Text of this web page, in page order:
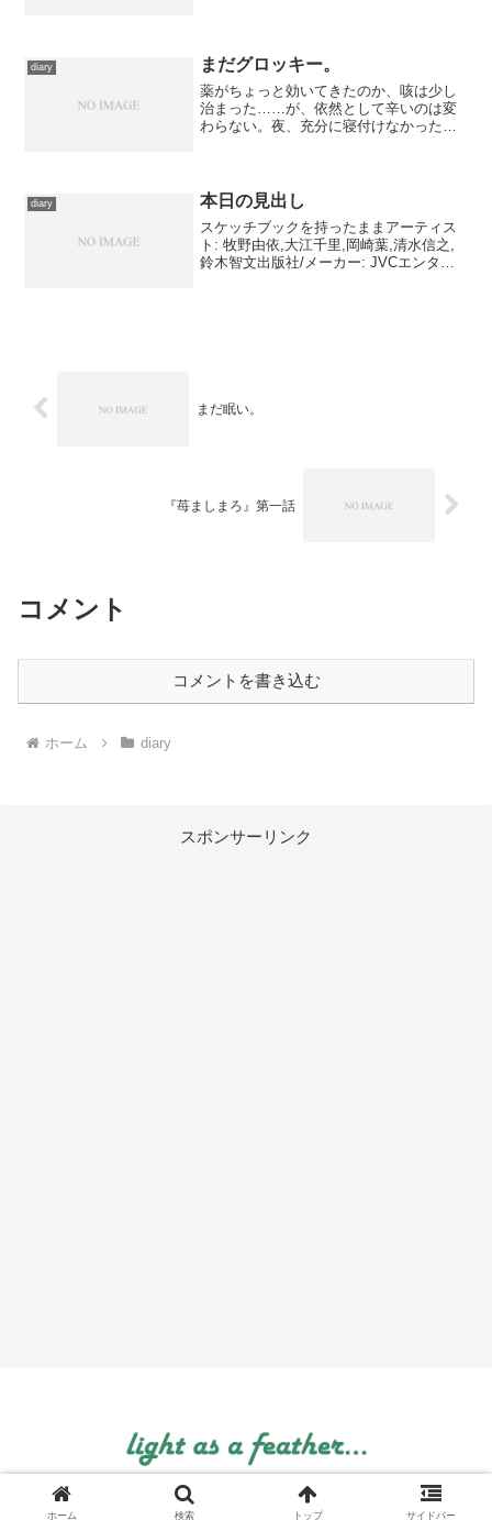
diary まだグロッキー。
薬がちょっと効いてきたのか、咳は少し
治まった……が、依然として辛いのは変
わらない。夜、充分に寝付けなかったぶ
ょうも特に更新はありませ...
diary 本日の見出し
スケッチブックを持ったままアーティス
ト: 牧野由依,大江千里,岡崎葉,清水信之,
鈴木智文出版社/メーカー: JVCエンタテ
まだ眠い。
『苺ましまろ』第一話
コメント
コメントを書き込む
ホーム diary
スポンサーリンク
© 1999 light as a feather....
ホーム 検索 トップ サイドバー